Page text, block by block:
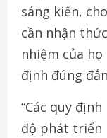
sáng kiến,
cần nhận
nhiệm của
định đúng
“Các quy
độ phát triển